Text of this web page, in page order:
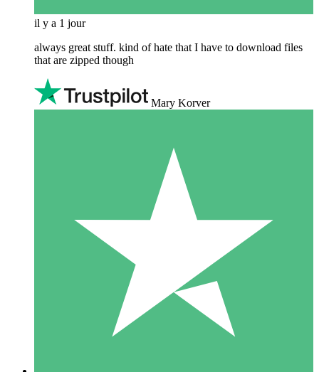
il y a 1 jour
always great stuff. kind of hate that I have to download files
that are zipped though
Mary Korver